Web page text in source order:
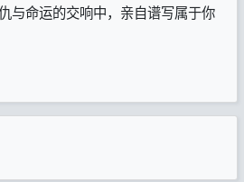
与命运的交响中，亲自谱写属于你